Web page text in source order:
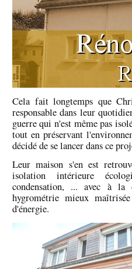
Cela fait longtemps que
responsable dans leur
guerre qui n'est même pas
tout en préservant
décidé de se lancer dans ce
Leur maison s'en est
isolation intérieure
condensation, ... avec à
hygrométrie mieux
d'énergie.